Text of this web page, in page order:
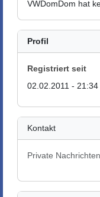
VWDomDom hat
Profil
Registriert seit
02.02.2011 - 21:34
Kontakt
Private